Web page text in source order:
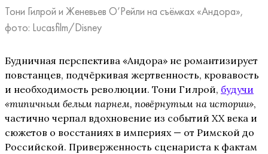
Тони Гилрой и Женевьев О’Рейли на съёмках «Андора»,
фото: Lucasfilm/Disney
Будничная перспектива «Андора» не романтизирует
повстанцев, подчёркивая жертвенность, кровавость
и необходимость революции. Тони Гилрой, будучи
«типичным белым парнем, повёрнутым на истории»,
частично черпал вдохновение из событий XX века и
сюжетов о восстаниях в империях — от Римской до
Российской. Приверженность сценариста к фактам